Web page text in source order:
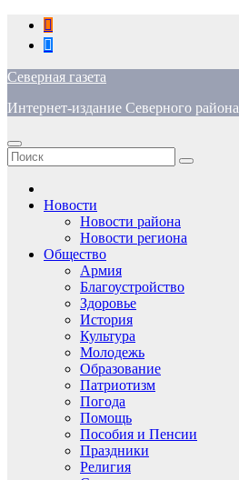
Перейти
содержимому
Северная газета
Интернет-издание Северного района
Новости
Новости района
Новости региона
Общество
Армия
Благоустройство
Здоровье
История
Культура
Молодежь
Образование
Патриотизм
Погода
Помощь
Пособия и Пенсии
Праздники
Религия